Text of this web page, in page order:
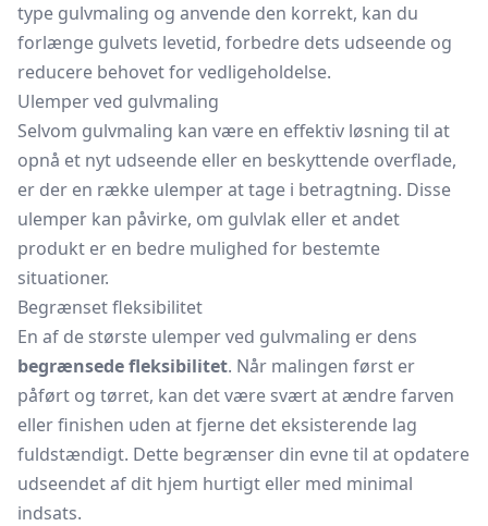
type gulvmaling og anvende den korrekt, kan du
forlænge gulvets levetid, forbedre dets udseende og
reducere behovet for vedligeholdelse.
Ulemper ved gulvmaling
Selvom gulvmaling kan være en effektiv løsning til at
opnå et nyt udseende eller en beskyttende overflade,
er der en række ulemper at tage i betragtning. Disse
ulemper kan påvirke, om gulvlak eller et andet
produkt er en bedre mulighed for bestemte
situationer.
Begrænset fleksibilitet
En af de største ulemper ved gulvmaling er dens
begrænsede fleksibilitet. Når malingen først er
påført og tørret, kan det være svært at ændre farven
eller finishen uden at fjerne det eksisterende lag
fuldstændigt. Dette begrænser din evne til at opdatere
udseendet af dit hjem hurtigt eller med minimal
indsats.